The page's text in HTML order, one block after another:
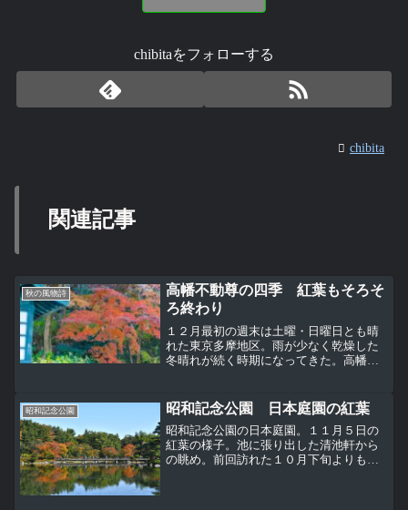
chibitaをフォローする
chibita
関連記事
秋の風物詩
高幡不動尊の四季 紅葉もそろそ
ろ終わり
１２月最初の週末は土曜・日曜日とも晴
れた東京多摩地区。雨が少なく乾燥した
冬晴れが続く時期になってきた。高幡不
昭和記念公園 昭和記念公園 日本庭園の紅葉
昭和記念公園の日本庭園。１１月５日の
紅葉の様子。池に張り出した清池軒から
の眺め。前回訪れた１０月下旬よりも、